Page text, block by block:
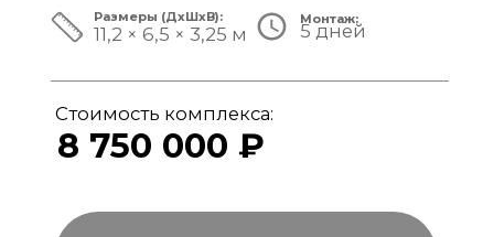
6 950 000 ₽
11,7 × 3,9 × 3,25 м